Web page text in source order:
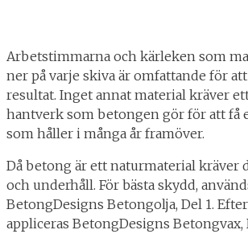
Arbetstimmarna och kärleken som
ner på varje skiva är omfattande för
resultat. Inget annat material kräver
hantverk som betongen gör för att få
som håller i många år framöver.
Då betong är ett naturmaterial kräver
och underhåll. För bästa skydd,
BetongDesigns Betongolja, Del 1.
appliceras BetongDesigns Betongvax,